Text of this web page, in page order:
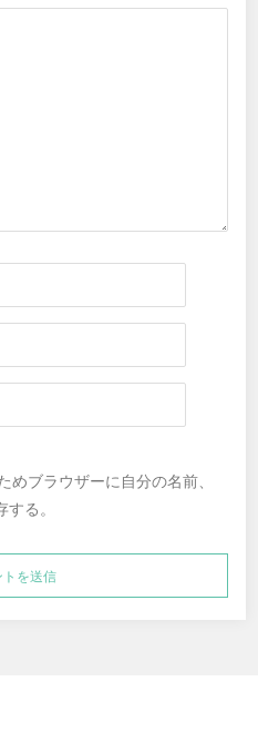
ブラウザーに自分の名前、
る。